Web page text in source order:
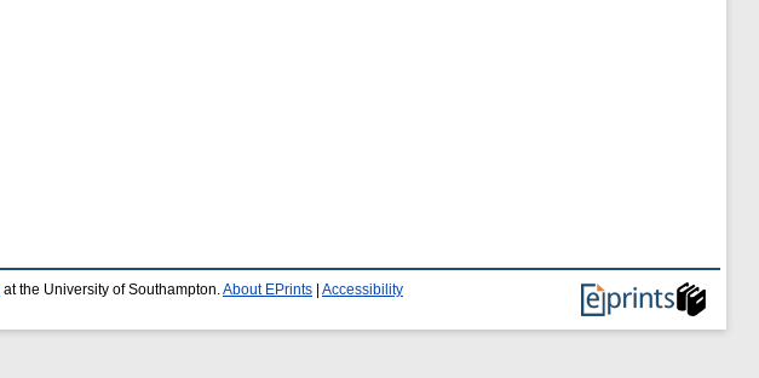
at the University of Southampton.About EPrints Accessibility